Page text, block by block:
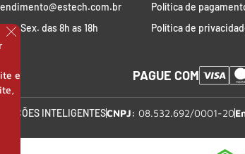
e
a Sex. das 8h as 18h
Política de
Política de
PAGUE COM
INTELIGENTESCNPJ: 08.532.692/0001-20